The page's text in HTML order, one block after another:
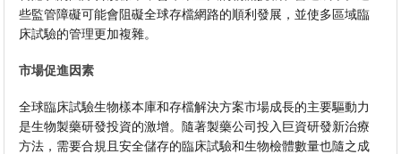
些監管障礙可能會阻礙全球存檔網路的順利發展，並使多區域臨
床試驗的管理更加複雜。
市場促進因素
全球臨床試驗生物樣本庫和存檔解決方案市場成長的主要驅動力
是生物製藥研發投資的激增。隨著製藥公司投入巨資研發新治療
方法，需要合規且安全儲存的臨床試驗和生物檢體數量也隨之成